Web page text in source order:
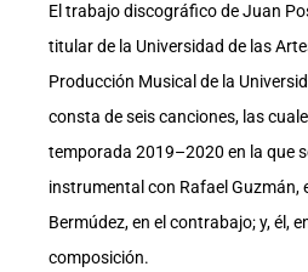
El trabajo discográfico de Juan
titular de la Universidad de las
Producción Musical de la
consta de seis canciones, las
temporada 2019–2020 en la que
instrumental con Rafael Guzmán,
Bermúdez, en el contrabajo; y, él,
composición.